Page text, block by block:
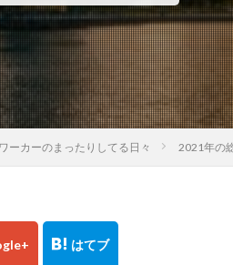
ーカーのまったりしてる日々 2021年の